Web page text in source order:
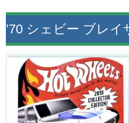
’70 シェビー ブレ